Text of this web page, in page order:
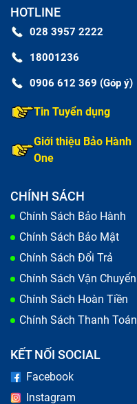
HOTLINE
028 3957 2222
18001236
0906 612 369 (Góp ý)
Tin Tuyển dụng
Giới thiệu Bảo Hành
One
CHÍNH SÁCH
Chính Sách Bảo Hành
Chính Sách Bảo Mật
Chính Sách Đổi Trả
Chính Sách Vận Chuyển
Chính Sách Hoàn Tiền
Chính Sách Thanh Toán
KẾT NỐI SOCIAL
Facebook
Instagram